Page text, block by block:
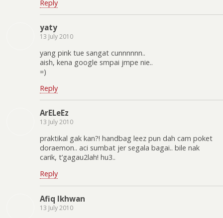
Reply
yaty
13 July 2010
yang pink tue sangat cunnnnnn..
aish, kena google smpai jmpe nie..
=)
Reply
ArELeEz
13 July 2010
praktikal gak kan?! handbag leez pun dah cam poket
doraemon.. aci sumbat jer segala bagai.. bile nak
carik, t’gagau2lah! hu3..
Reply
Afiq Ikhwan
13 July 2010